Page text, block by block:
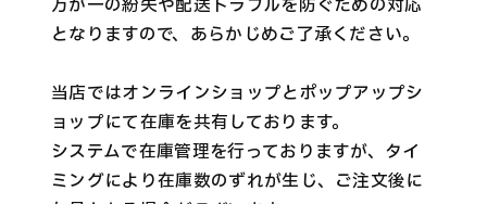
万が一の紛失や配送トラブルを防ぐための対応
となりますので、あらかじめご了承ください。
当店ではオンラインショップとポップアップシ
ョップにて在庫を共有しております。
システムで在庫管理を行っておりますが、タイ
ミングにより在庫数のずれが生じ、ご注文後に